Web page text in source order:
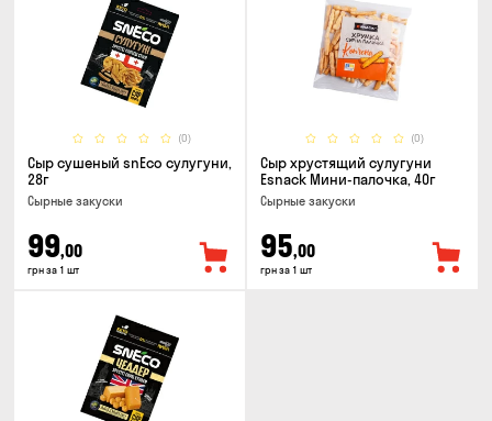
(0)
Сыр сушеный snEco сулугуни,
28г
Cырные закуски
99,00
грн за 1 шт
(0)
Сыр хрустящий сулугуни
Esnack Мини-палочка, 40г
Cырные закуски
95,00
грн за 1 шт